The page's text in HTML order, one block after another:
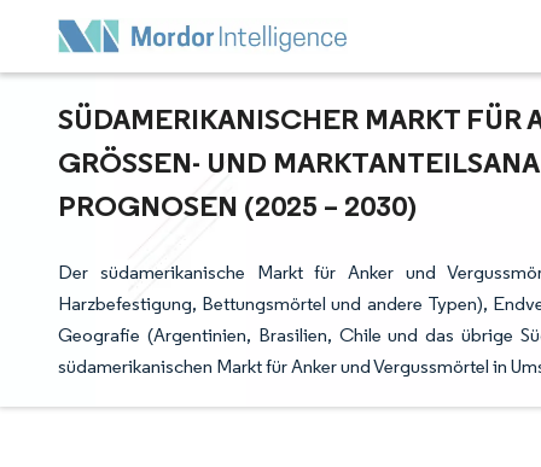
SÜDAMERIKANISCHER MARKT FÜR
GRÖSSEN- UND
ROGNOSEN (2025 – 2030)
Der südamerikanische Markt für Anker und
Harzbefestigung, Bettungsmörtel und andere Typen),
Geografie (Argentinien, Brasilien, Chile und das übrige
südamerikanischen Markt für Anker und Vergussmörtel in